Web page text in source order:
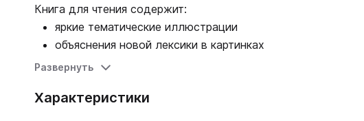
Книга для чтения содержит:
яркие тематические иллюстрации
объяснения новой лексики в картинках
задания и тесты для выполнения после прочтения текста.
Развернуть
Характеристики